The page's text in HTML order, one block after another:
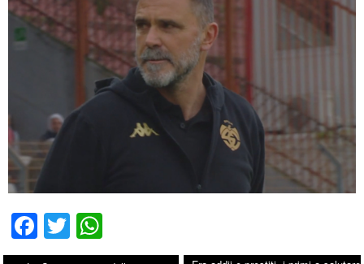
Fa
ce
T
wiha